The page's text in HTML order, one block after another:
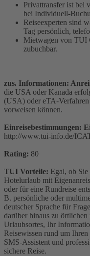
Privattransfer ist bei
bei Individuell-
Reiseexperten sind
Tag persönlich,
Mietwagen von TUI
zubuchbar.
zus. Informationen:
die USA oder Kanada
(USA) oder eTA-
vorweisen können.
Einreisebestimmungen:
http://www.tui-info.de/
Rating: 80
TUI Vorteile: Egal, ob
Hotelurlaub mit
oder für eine Rundreise
B. persönliche oder
deutscher Sprache für
darüber hinaus zu
Urlaubsortes, Ihr
Reisewissen rund um
SMS-Assistent und
sichere Reise.